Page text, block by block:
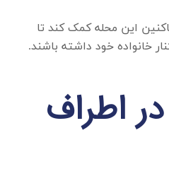
این محله کمک کند تا
خانواده خود داشته باشند.
اطراف